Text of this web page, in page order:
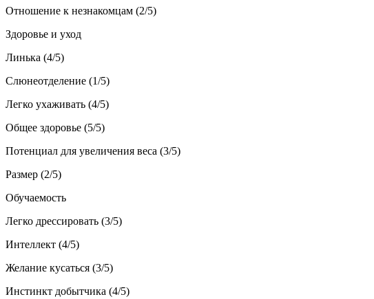
Отношение к незнакомцам (2/5)
Здоровье и уход
Линька (4/5)
Слюнеотделение (1/5)
Легко ухаживать (4/5)
Общее здоровье (5/5)
Потенциал для увеличения веса (3/5)
Размер (2/5)
Обучаемость
Легко дрессировать (3/5)
Интеллект (4/5)
Желание кусаться (3/5)
Инстинкт добытчика (4/5)